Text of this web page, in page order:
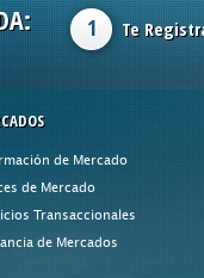
1 Te
de Mercado
de Mercado
Transaccionales
de Mercados